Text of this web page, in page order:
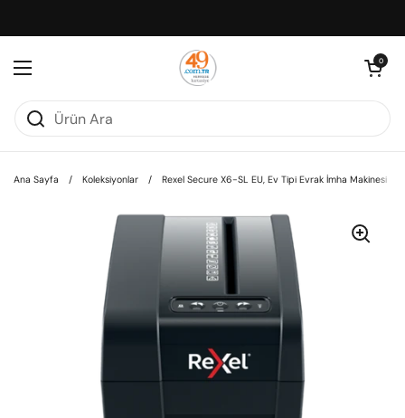
Menüyü aç
Sepeti aç
0
Ana Sayfa / Koleksiyonlar / Rexel Secure X6-SL EU, Ev Tipi Evrak İmha Makinesi